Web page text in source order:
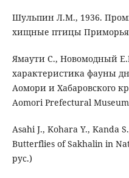
Шульпин Л.М., 1936.
хищные птицы
Ямаути С., Новомодный
характеристика фауны
Аомори и Хабаровского
Aomori Prefectural
Asahi J., Kohara Y., Kanda
Butterflies of Sakhalin in
рус.)